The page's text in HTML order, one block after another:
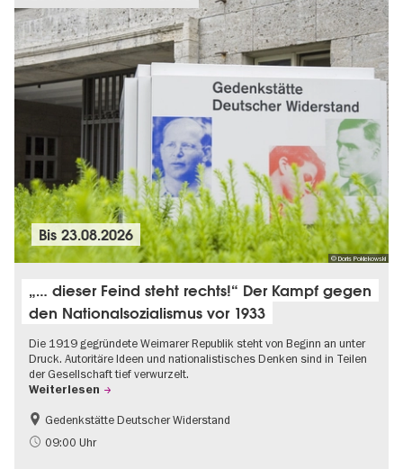
© Doris Poklekowski
Bis23.08.2026
„… dieser Feind steht rechts!“ Der Kampf gegen
den Nationalsozialismus vor 1933
Die 1919 gegründete Weimarer Republik steht von Beginn an unter
Druck. Autoritäre Ideen und nationalistisches Denken sind in Teilen
der Gesellschaft tief verwurzelt.
Weiterlesen
Gratis
NS-Geschichte
Gedenkstätte Deutscher Widerstand
09:00 Uhr